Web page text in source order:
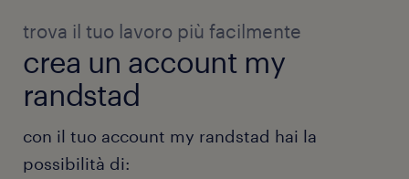
trova il tuo lavoro più facilmente
crea un account my
randstad
con il tuo account my randstad hai la
possibilità di: